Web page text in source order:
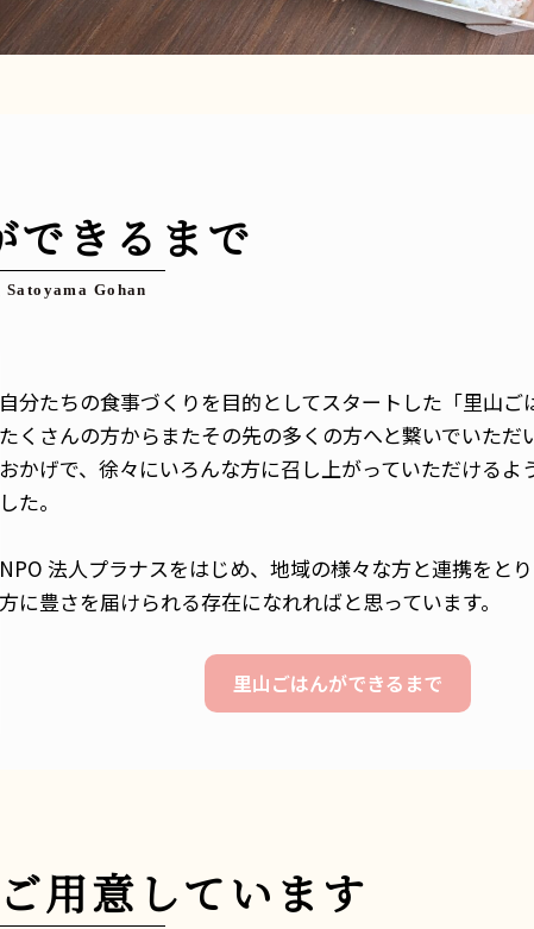
できるまで
自分たちの食事づくりを目的としてスタートした「里山ご
たくさんの方からまたその先の多くの方へと繋いでいただ
おかげで、徐々にいろんな方に召し上がっていただけるよ
した。
NPO 法人プラナスをはじめ、地域の様々な方と連携をと
方に豊さを届けられる存在になれればと思っています。
里山ごはんができるまで
用意しています